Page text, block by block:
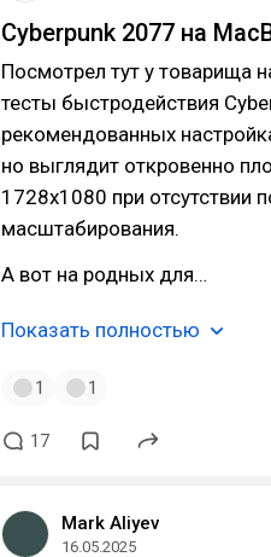
Cyberpunk 2077 на
Посмотрел тут у товарища
тесты быстродействия
рекомендованных
но выглядит откровенно
1728x1080 при отсутствии
масштабирования.
А вот на родных для…
Показать полностью
1 1
17
Mark Aliyev
16.05.2025